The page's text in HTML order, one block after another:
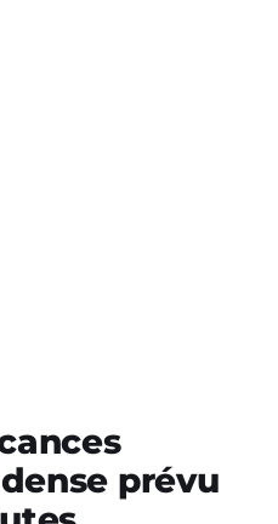
prévu